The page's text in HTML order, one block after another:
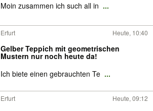
Moin zusammen ich such all in ...
Erfurt Heute, 10:40
Gelber Teppich mit geometrischen
Mustern nur noch heute da!
Ich biete einen gebrauchten Te ...
Erfurt Heute, 09:12